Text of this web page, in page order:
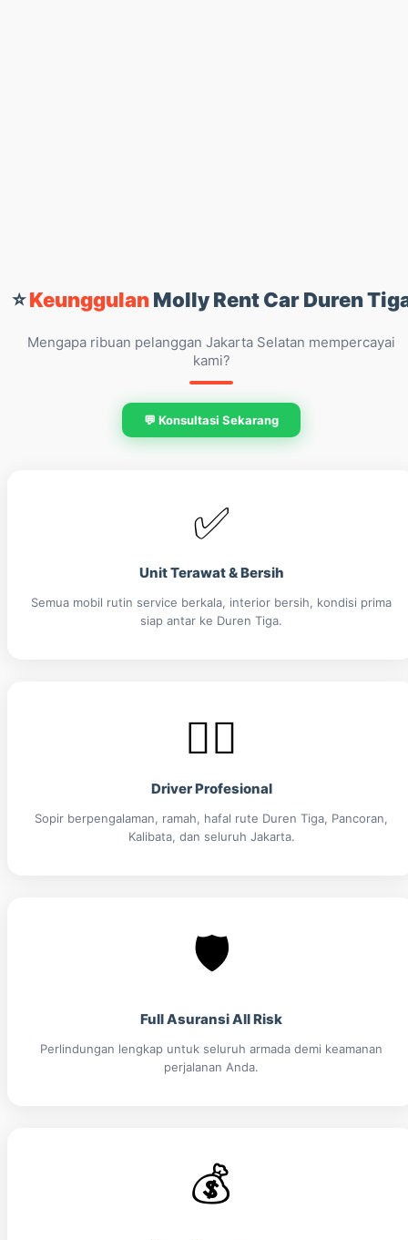
⭐KeunggulanMolly Rent Car Duren
Mengapa ribuan pelanggan Jakarta Selatan mempercayai
kami?
💬 Konsultasi Sekarang
✅
Unit Terawat & Bersih
Semua mobil rutin service berkala, interior bersih, kondisi prima
siap antar ke Duren Tiga.
👨‍✈️
Driver Profesional
Sopir berpengalaman, ramah, hafal rute Duren Tiga, Pancoran,
Kalibata, dan seluruh Jakarta.
🛡️
Full Asuransi All Risk
Perlindungan lengkap untuk seluruh armada demi keamanan
perjalanan Anda.
💰